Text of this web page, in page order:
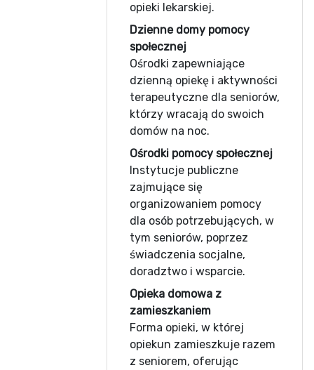
opieki lekarskiej.
Dzienne domy pomocy
społecznej
Ośrodki zapewniające
dzienną opiekę i aktywności
terapeutyczne dla seniorów,
którzy wracają do swoich
domów na noc.
Ośrodki pomocy społecznej
Instytucje publiczne
zajmujące się
organizowaniem pomocy
dla osób potrzebujących, w
tym seniorów, poprzez
świadczenia socjalne,
doradztwo i wsparcie.
Opieka domowa z
zamieszkaniem
Forma opieki, w której
opiekun zamieszkuje razem
z seniorem, oferując